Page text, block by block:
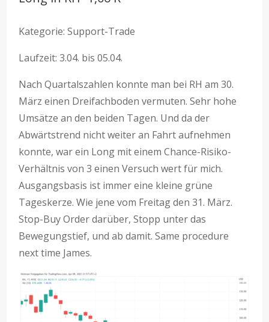
Kategorie: Support-Trade
Laufzeit: 3.04. bis 05.04.
Nach Quartalszahlen konnte man bei RH am 30.
März einen Dreifachboden vermuten. Sehr hohe
Umsätze an den beiden Tagen. Und da der
Abwärtstrend nicht weiter an Fahrt aufnehmen
konnte, war ein Long mit einem Chance-Risiko-
Verhältnis von 3 einen Versuch wert für mich.
Ausgangsbasis ist immer eine kleine grüne
Tageskerze. Wie jene vom Freitag den 31. März.
Stop-Buy Order darüber, Stopp unter das
Bewegungstief, und ab damit. Same procedure
next time James.